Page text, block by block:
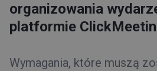
organizowania
platformie
Wymagania, które muszą